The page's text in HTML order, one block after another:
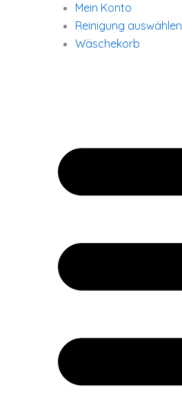
Mein Konto
Reinigung auswählen
Wäschekorb